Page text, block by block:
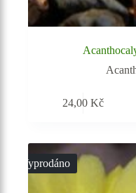
24,00Kč
Vyprodáno